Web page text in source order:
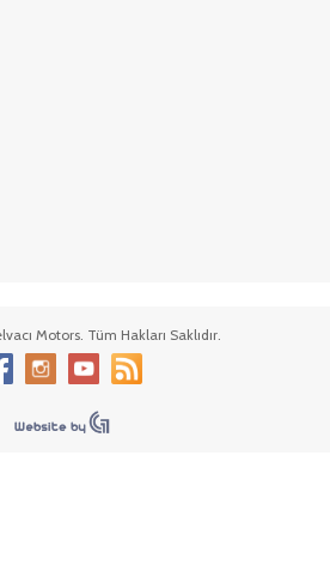
Motors. Tüm Hakları Saklıdır.